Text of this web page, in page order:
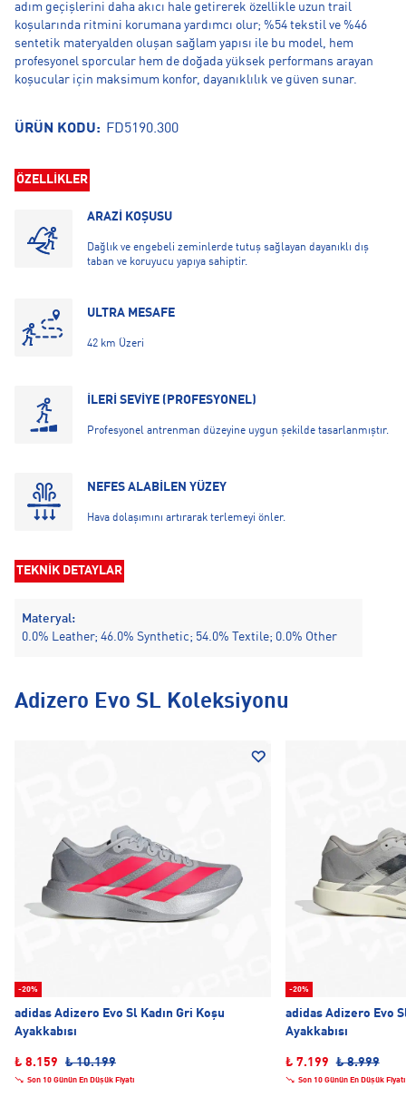
adım geçişlerini daha akıcı hale getirerek özellikle uzun trail
koşularında ritmini korumana yardımcı olur; %54 tekstil ve %46
sentetik materyalden oluşan sağlam yapısı ile bu model, hem
profesyonel sporcular hem de doğada yüksek performans arayan
koşucular için maksimum konfor, dayanıklılık ve güven sunar.
ÜRÜN KODU: FD5190.300
ÖZELLİKLER
ARAZİ KOŞUSU
Dağlık ve engebeli zeminlerde tutuş sağlayan dayanıklı dış
taban ve koruyucu yapıya sahiptir.
ULTRA MESAFE
42 km Üzeri
İLERİ SEVİYE (PROFESYONEL)
Profesyonel antrenman düzeyine uygun şekilde tasarlanmıştır.
NEFES ALABİLEN YÜZEY
Hava dolaşımını artırarak terlemeyi önler.
TEKNİK DETAYLAR
Materyal:
0.0% Leather; 46.0% Synthetic; 54.0% Textile; 0.0% Other
Adizero Evo SL Koleksiyonu
-20%
adidas Adizero Evo Sl Kadın Gri Koşu
Ayakkabısı
₺ 8.159 ₺ 10.199
Son 10 Günün En Düşük Fiyatı
-20%
adidas Adizero Evo
Ayakkabısı
₺ 7.199 ₺ 8.999
Son 10 Günün En Düşük Fiyatı